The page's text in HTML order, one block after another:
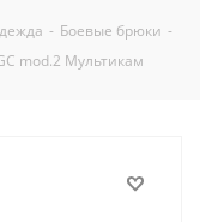
- Боевые брюки -
mod.2 Мультикам